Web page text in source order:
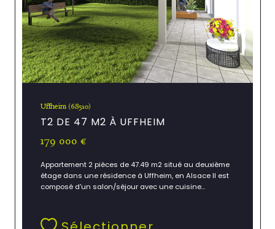
Uffheim (68510)
T2 DE 47 M2 À UFFHEIM
179 000 €
Appartement 2 pièces de 47.49 m2 situé au deuxième
étage dans une résidence à Uffheim, en Alsace Il est
composé d'un salon/séjour avec une cuisine...